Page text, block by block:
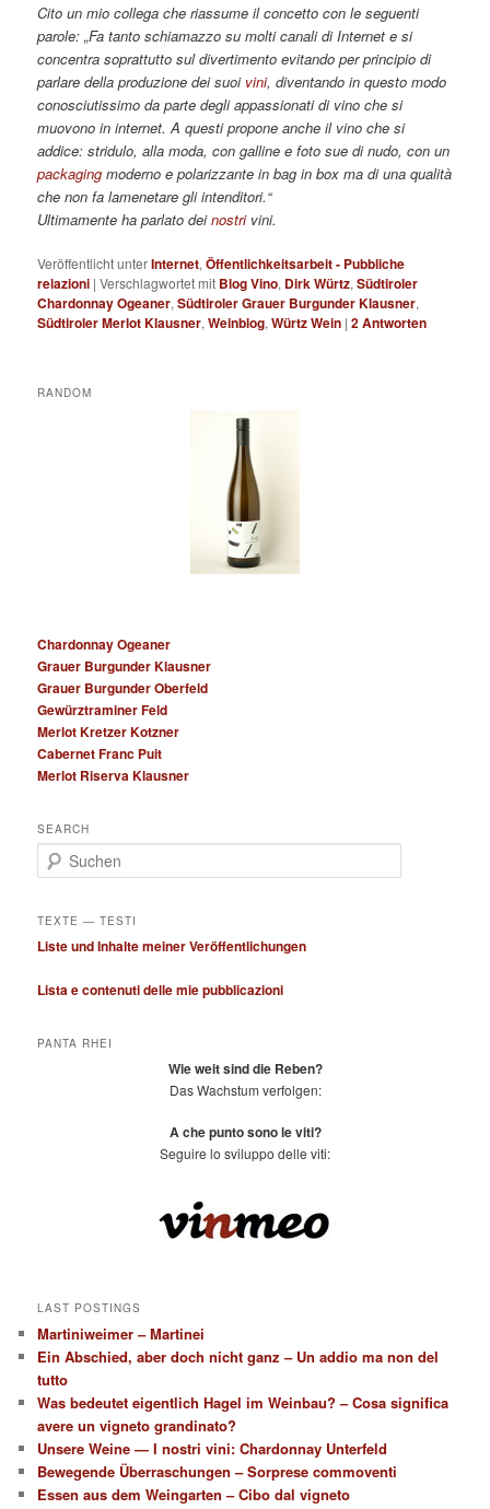
Cito un mio collega che riassume il concetto con le seguenti
parole: „Fa tanto schiamazzo su molti canali di Internet e si
concentra soprattutto sul divertimento evitando per principio di
parlare della produzione dei suoi vini, diventando in questo modo
conosciutissimo da parte degli appassionati di vino che si
muovono in internet. A questi propone anche il vino che si
addice: stridulo, alla moda, con galline e foto sue di nudo, con un
packaging moderno e polarizzante in bag in box ma di una qualità
che non fa lamenetare gli intenditori.“
Ultimamente ha parlato deinostrivini.
Veröffentlicht unterInternet,Öffentlichkeitsarbeit - Pubbliche
relazioni |Verschlagwortet mit Blog Vino, Dirk Würtz,Südtiroler
Chardonnay Ogeaner,Südtiroler Grauer Burgunder Klausner,
Südtiroler Merlot Klausner,Weinblog,Würtz Wein |2Antworten
RANDOM
Chardonnay Ogeaner
Grauer Burgunder Klausner
Grauer Burgunder Oberfeld
Gewürztraminer Feld
Merlot Kretzer Kotzner
Cabernet Franc Puit
Merlot Riserva Klausner
SEARCH
u
h
n
TEXTE — TESTI
Liste und Inhalte meiner Veröffentlichungen
Lista e contenuti delle mie pubblicazioni
PANTA RHEI
Wie weit sind die Reben?
Das Wachstum verfolgen:
A che punto sono le viti?
Seguire lo sviluppo delle viti:
LAST POSTINGS
Martiniweimer – Martinei
Ein Abschied, aber doch nicht ganz – Un addio ma non del
tutto
Was bedeutet eigentlich Hagel im Weinbau? – Cosa significa
avere un vigneto grandinato?
Unsere Weine — I nostri vini: Chardonnay Unterfeld
Bewegende Überraschungen – Sorprese commoventi
Essen aus dem Weingarten – Cibo dal vigneto